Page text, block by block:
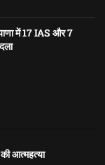
में 17 IAS और 7
आत्महत्या